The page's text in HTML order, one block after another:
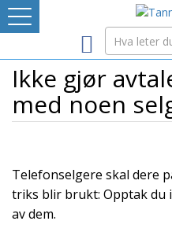
LEVERANDØRREGISTER
TANNBLOGGEN
MEDIA-INFO
INTERNETT-RESSURSER
Ikke gjør
med noen
Telefonselgere skal dere
triks blir brukt: Opptak
av dem.
Logg inn